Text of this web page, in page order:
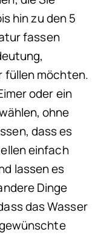
hin zu den 5
fassen
füllen möchten.
oder ein
ohne
dass es
einfach
lassen es
Dinge
das Wasser